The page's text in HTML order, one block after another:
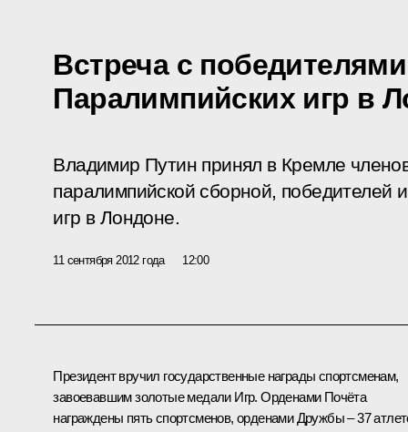
Встреча с
Паралимпийских игр в
Владимир Путин принял в Кремле
паралимпийской сборной, победителей
игр в Лондоне.
11 сентября 2012 года 12:00
Президент вручил государственные награды спортсменам,
завоевавшим золотые медали Игр.Орденами Почёта
награждены пять спортсменов, орденами Дружбы– 37